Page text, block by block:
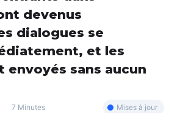
devenus
dialogues se
et les
envoyés sans aucun
7 Minutes Mises à jour